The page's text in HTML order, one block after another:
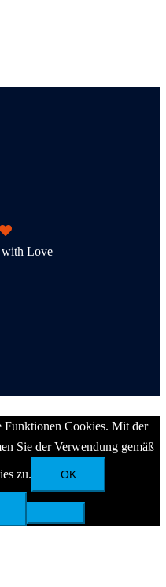
Love
Funktionen Cookies. Mit der
Sie der Verwendung gemäß
zu. OK